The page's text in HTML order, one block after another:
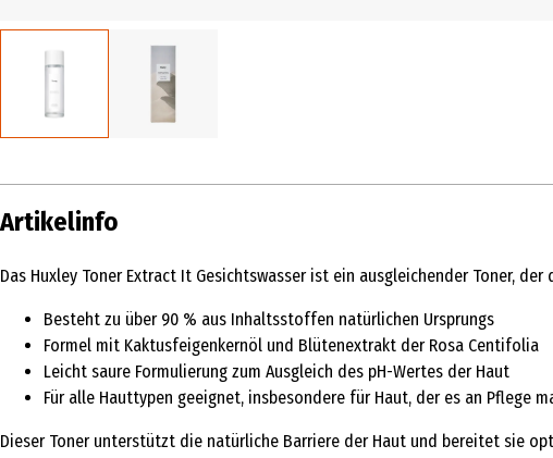
Artikelinfo
Das Huxley Toner Extract It Gesichtswasser ist ein ausgleichender Toner,
Besteht zu über 90 % aus Inhaltsstoffen natürlichen Ursprungs
Formel mit Kaktusfeigenkernöl und Blütenextrakt der Rosa Centifolia
Leicht saure Formulierung zum Ausgleich des pH-Wertes der Haut
Für alle Hauttypen geeignet, insbesondere für Haut, der es an Pflege
Dieser Toner unterstützt die natürliche Barriere der Haut und bereitet sie